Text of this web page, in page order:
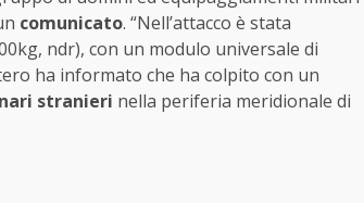
comunicato. “Nell’attacco è stata
ndr), con un modulo universale di
ha informato che ha colpito con un
stranieri nella periferia meridionale di